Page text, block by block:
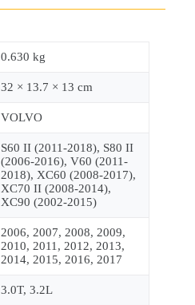
0.630 kg
32 × 13.7 × 13 cm
VOLVO
S60 II (2011-2018), S80 II
(2006-2016), V60 (2011-
2018), XC60 (2008-2017),
XC70 II (2008-2014),
XC90 (2002-2015)
2006, 2007, 2008, 2009,
2010, 2011, 2012, 2013,
2014, 2015, 2016, 2017
3.0T, 3.2L